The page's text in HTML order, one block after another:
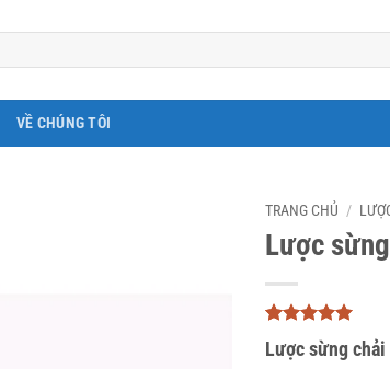
VỀ CHÚNG TÔI
TRANG CHỦ /
Lược
5
trên 5
dựa trên
4Lược sừng